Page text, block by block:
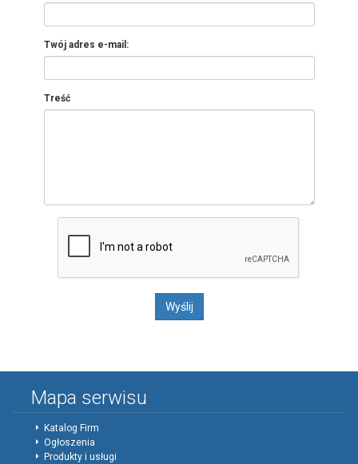
Twój adres e-mail:
Treść
Mapa serwisu
Katalog Firm
Ogłoszenia
Produkty i usługi